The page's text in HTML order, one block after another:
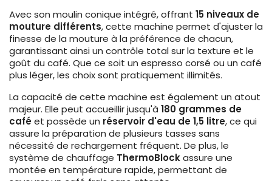
Avec son moulin conique intégré, offrant 15 niveaux de
mouture différents, cette machine permet d'ajuster la
finesse de la mouture à la préférence de chacun,
garantissant ainsi un contrôle total sur la texture et le
goût du café. Que ce soit un espresso corsé ou un café
plus léger, les choix sont pratiquement illimités.
La capacité de cette machine est également un atout
majeur. Elle peut accueillir jusqu'à 180 grammes de
caféet possède un réservoir d'eau de 1,5 litre, ce qui
assure la préparation de plusieurs tasses sans
nécessité de rechargement fréquent. De plus, le
système de chauffage ThermoBlockassure une
montée en température rapide, permettant de